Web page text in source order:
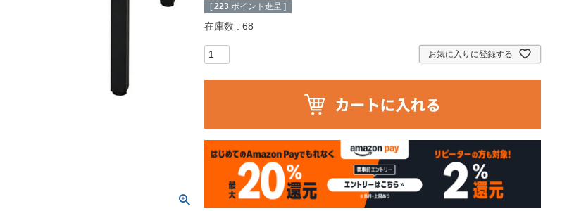
[ 223 ポイント進呈 ]
在庫数 68
お気に入りに登録する